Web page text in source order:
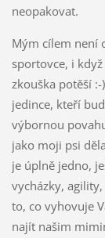
neopakovat.
Mým cílem není
sportovce, i
zkouška potěší
jedince, kteří
výbornou
jako moji psi
je úplně jedno,
vycházky,
to, co vyhovuje
najít našim